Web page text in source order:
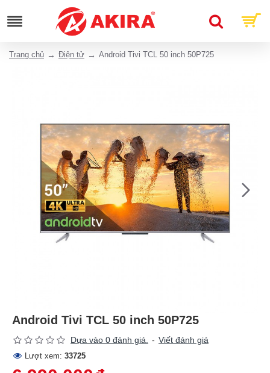
Trang chủ Điện tử Android Tivi TCL 50 inch 50P725
Android Tivi TCL 50 inch 50P725
Dựa vào 0 đánh giá. - Viết đánh giá
Lượt xem: 33725